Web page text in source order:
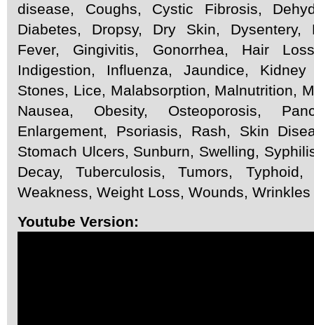
disease, Coughs, Cystic Fibrosis,
Diabetes, Dropsy, Dry Skin, Dysentery,
Fever, Gingivitis, Gonorrhea, Hair
Indigestion, Influenza, Jaundice,
Stones, Lice, Malabsorption, Malnutrition,
Nausea, Obesity, Osteoporosis,
Enlargement, Psoriasis, Rash, Skin
Stomach Ulcers, Sunburn, Swelling,
Decay, Tuberculosis, Tumors,
Weakness, Weight Loss, Wounds, Wrinkles
Youtube Version: